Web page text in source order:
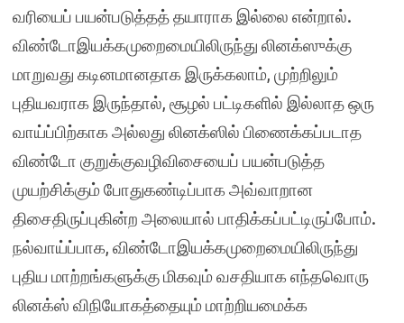
வரியைப் பயன்படுத்தத் தயாராக இல்லை என்றால்.
விண்டோஇயக்கமுறைமையிலிருந்து லினக்ஸுக்கு
மாறுவது கடினமானதாக இருக்கலாம், முற்றிலும்
புதியவராக இருந்தால், சூழல் பட்டிகளில் இல்லாத ஒரு
வாய்ப்பிற்காக அல்லது லினக்ஸில் பிணைக்கப்படாத
விண்டோ குறுக்குவழிவிசையைப் பயன்படுத்த
முயற்சிக்கும் போதுகண்டிப்பாக அவ்வாறான
திசைதிருப்புகின்ற அலையால் பாதிக்கப்பட்டிருப்போம்.
நல்வாய்ப்பாக, விண்டோஇயக்கமுறைமையிலிருந்து
புதிய மாற்றங்களுக்கு மிகவும் வசதியாக எந்தவொரு
லினக்ஸ் விநியோகத்தையும் மாற்றியமைக்க